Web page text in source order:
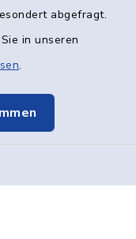
abgefragt.
in unseren
.